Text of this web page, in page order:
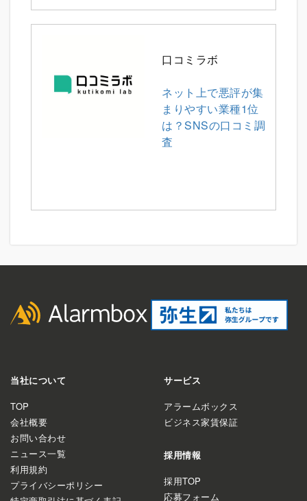
口コミラボ
ネット上で悪評が集
まりやすい業種1位
は？SNSの口コミ調
査
当社について
TOP
会社概要
お問い合わせ
ニュース一覧
利用規約
プライバシーポリシー
サービス
アラームボックス
ビジネス家賃保証
採用情報
採用TOP
応募フォーム